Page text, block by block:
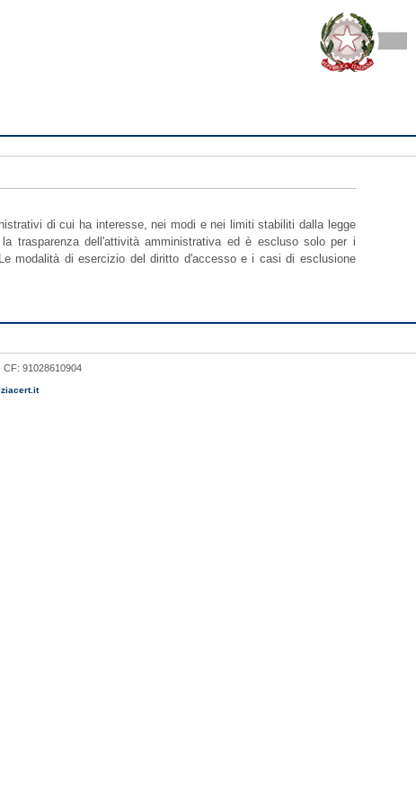
di cui ha interesse, nei modi e nei limiti stabiliti dalla legge
trasparenza dell'attività amministrativa ed è escluso solo per i
modalità di esercizio del diritto d'accesso e i casi di esclusione
CF: 91028610904